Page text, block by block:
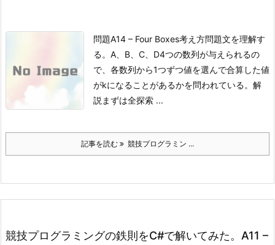
問題A14 – Four Boxes考え方問題文を理解す
る。 A、B、C、D4つの数列が与えられるの
で、各数列から1つずつ値を選んで合算した値
がkになることがあるかを問われている。 解
説 まずは全探索 ...
記事を読む 競技プログラミン ...
競技プログラミングの鉄則をC#で解いてみた。A11 –